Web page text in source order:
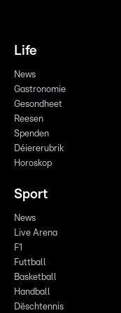
Life
News
Gastronomie
Gesondheet
Reesen
Spenden
Déiererubrik
Horoskop
Sport
News
Live Arena
F1
Futtball
Basketball
Handball
Dëschtennis